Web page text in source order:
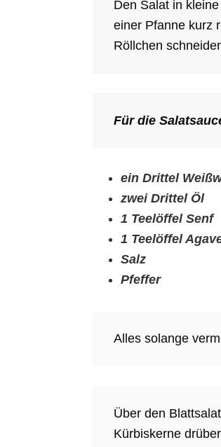
Den Salat in
einer Pfanne kurz
Röllchen
Für die
ein Drittel
zwei Drittel Öl
1 Teelöffel Senf
1 Teelöffel
Salz
Pfeffer
Alles solange
Über den
Kürbiskerne